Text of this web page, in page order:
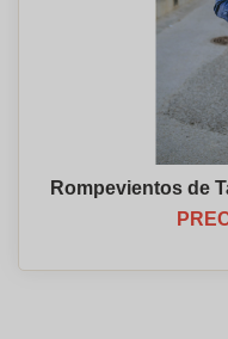
Rompevientos de